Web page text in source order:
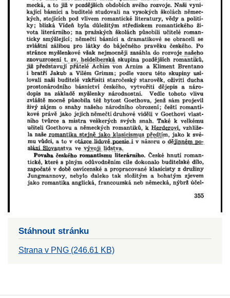
Stáhnout stránku
Strana v PNG (246.61 KB)